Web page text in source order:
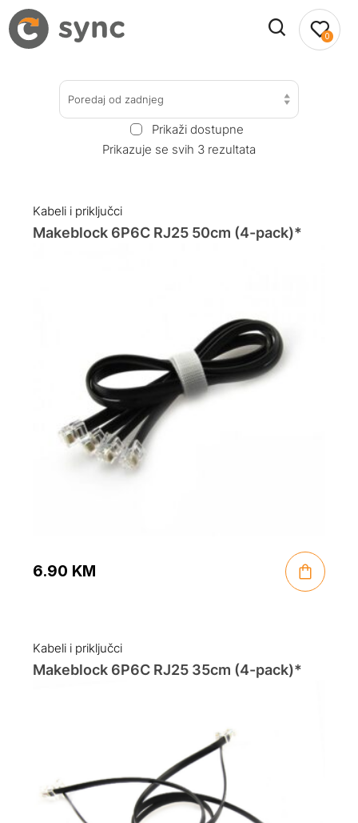
0
Poredaj od zadnjeg
Prikaži dostupne
Prikazuje se svih 3 rezultata
Kabeli i priključci
Makeblock 6P6C RJ25 50cm (4-pack)*
6.90 KM
Kabeli i priključci
Makeblock 6P6C RJ25 35cm (4-pack)*